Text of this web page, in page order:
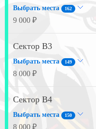
Выбрать места 162
9 000 ₽
Сектор B3
Выбрать места 149
8 000 ₽
Сектор B4
Выбрать места 150
8 000 ₽